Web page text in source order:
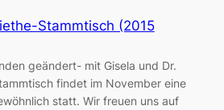
Stammtisch (2015
geändert- mit Gisela und Dr.
findet im November eine
statt. Wir freuen uns auf